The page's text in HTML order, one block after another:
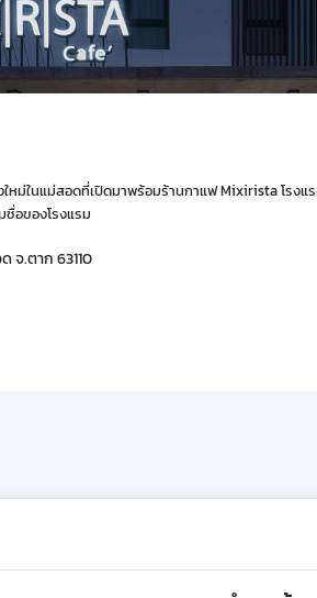
ใหม่ในแม่สอดที่เปิดมาพร้อมร้านกาแฟ Mixirista โร
ชื่อของโรงแรม
จ.ตาก 63110